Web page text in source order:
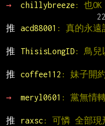
→
chillybreeze : 也OK
推
acd88001 : 真的永遠
推
ThisisLongID : 鳥兒
推
coffee112 : 妹子開
→
meryl0601 : 黨無情
推
raxsc : 可憐 全部現